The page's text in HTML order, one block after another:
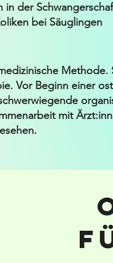
in der
bei Säuglingen
Methode.
Vor Beginn einer
mit